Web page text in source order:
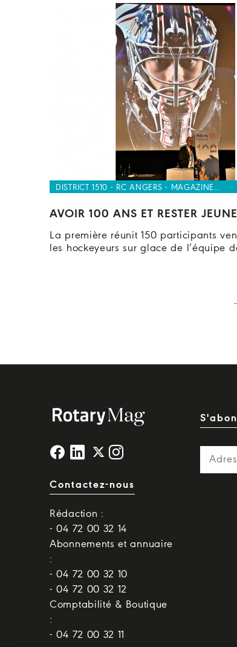
DISTRICT 1510 - RC ANGERS - MAGAZINE…
AVOIR 100 ANS ET RESTER JEUNE
La première réunit 150 participants
les hockeyeurs sur glace de l’équipe
Contactez-nous
Rédaction :
- 04 72 00 32 14
Abonnements et annuaire
:
- 04 72 00 32 10
- 04 72 00 32 12
Comptabilité & Boutique
:
- 04 72 00 32 11